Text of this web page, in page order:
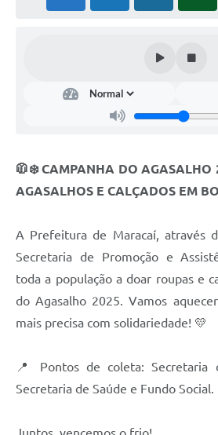
🧥❄️ CAMPANHA DO AGASALHO
AGASALHOS E CALÇADOS EM
A Prefeitura de Maracaí, através
Secretaria de Promoção e
toda a população a doar roupas e
do Agasalho 2025. Vamos
mais precisa com solidariedade! 💛
📍 Pontos de coleta: Secretaria
Secretaria de Saúde e Fundo Social.